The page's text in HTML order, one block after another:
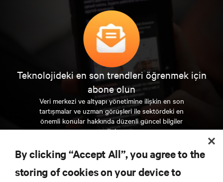
Teknolojideki en son trendleri öğrenmek için
abone olun
Veri merkezi ve altyapı yönetimine ilişkin en son
tartışmalar ve uzman görüşleri ile sektördeki en
önemli konular hakkında düzenli güncel bilgiler
edinin.
ŞİMDİ KAYDOLUN
By clicking “Accept All”, you agree to the
storing of cookies on your device to